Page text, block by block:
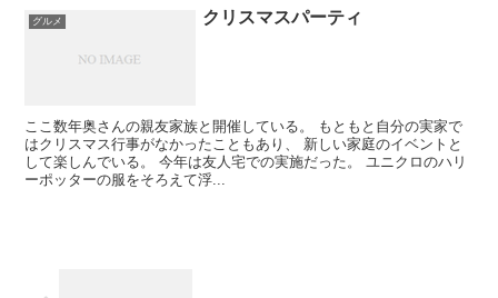
グルメ クリスマスパーティ
ここ数年奥さんの親友家族と開催している。 もともと自分の実家で
はクリスマス行事がなかったこともあり、 新しい家庭のイベントと
して楽しんでいる。 今年は友人宅での実施だった。 ユニクロのハリ
ーポッターの服をそろえて浮...